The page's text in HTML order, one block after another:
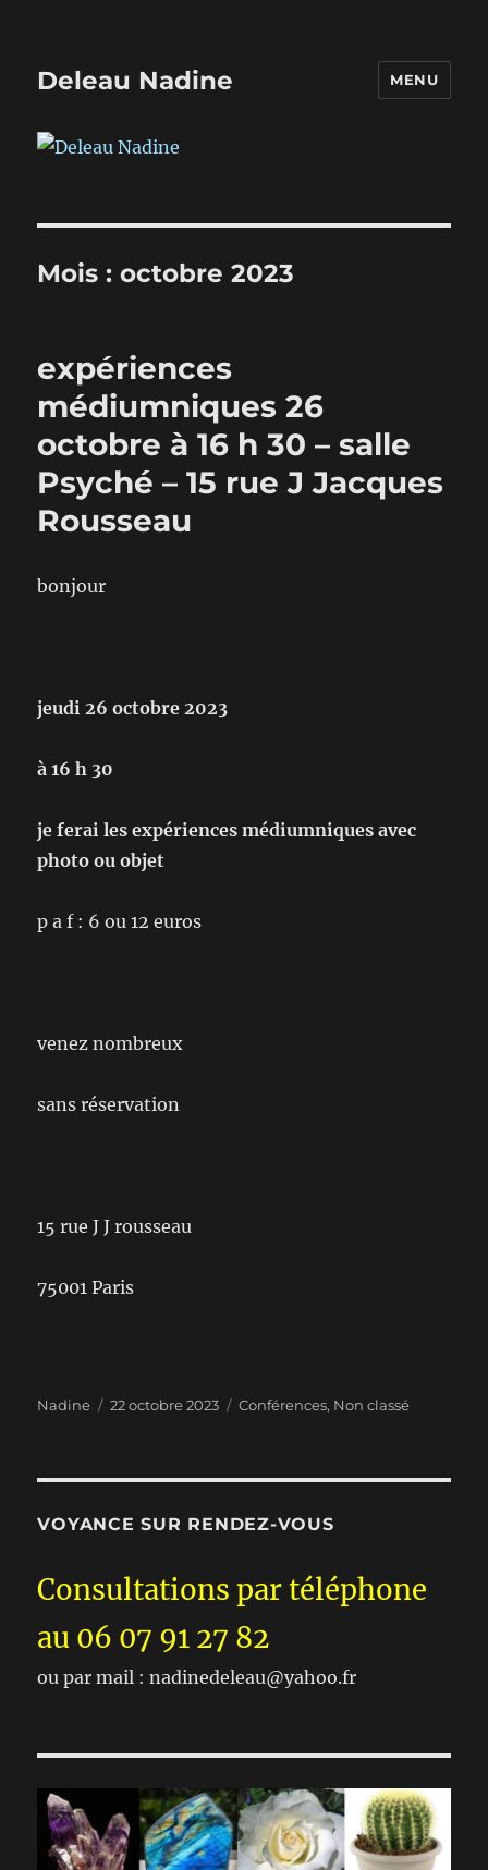
Deleau Nadine MENU
Mois :octobre 2023
expériences
médiumniques 26
octobre à 16 h 30 – salle
Psyché – 15 rue J Jacques
Rousseau
bonjour
jeudi 26 octobre 2023
à 16 h 30
je ferai les expériences médiumniques avec
photo ou objet
p a f : 6 ou 12 euros
venez nombreux
sans réservation
15 rue J J rousseau
75001 Paris
Auteur
Nadine
Publié
22 octobre 2023 Catégories
Conférences, Non classé
VOYANCE SUR RENDEZ-VOUS
Consultations par téléphone
au 06 07 91 27 82
ou par mail : nadinedeleau@yahoo.fr